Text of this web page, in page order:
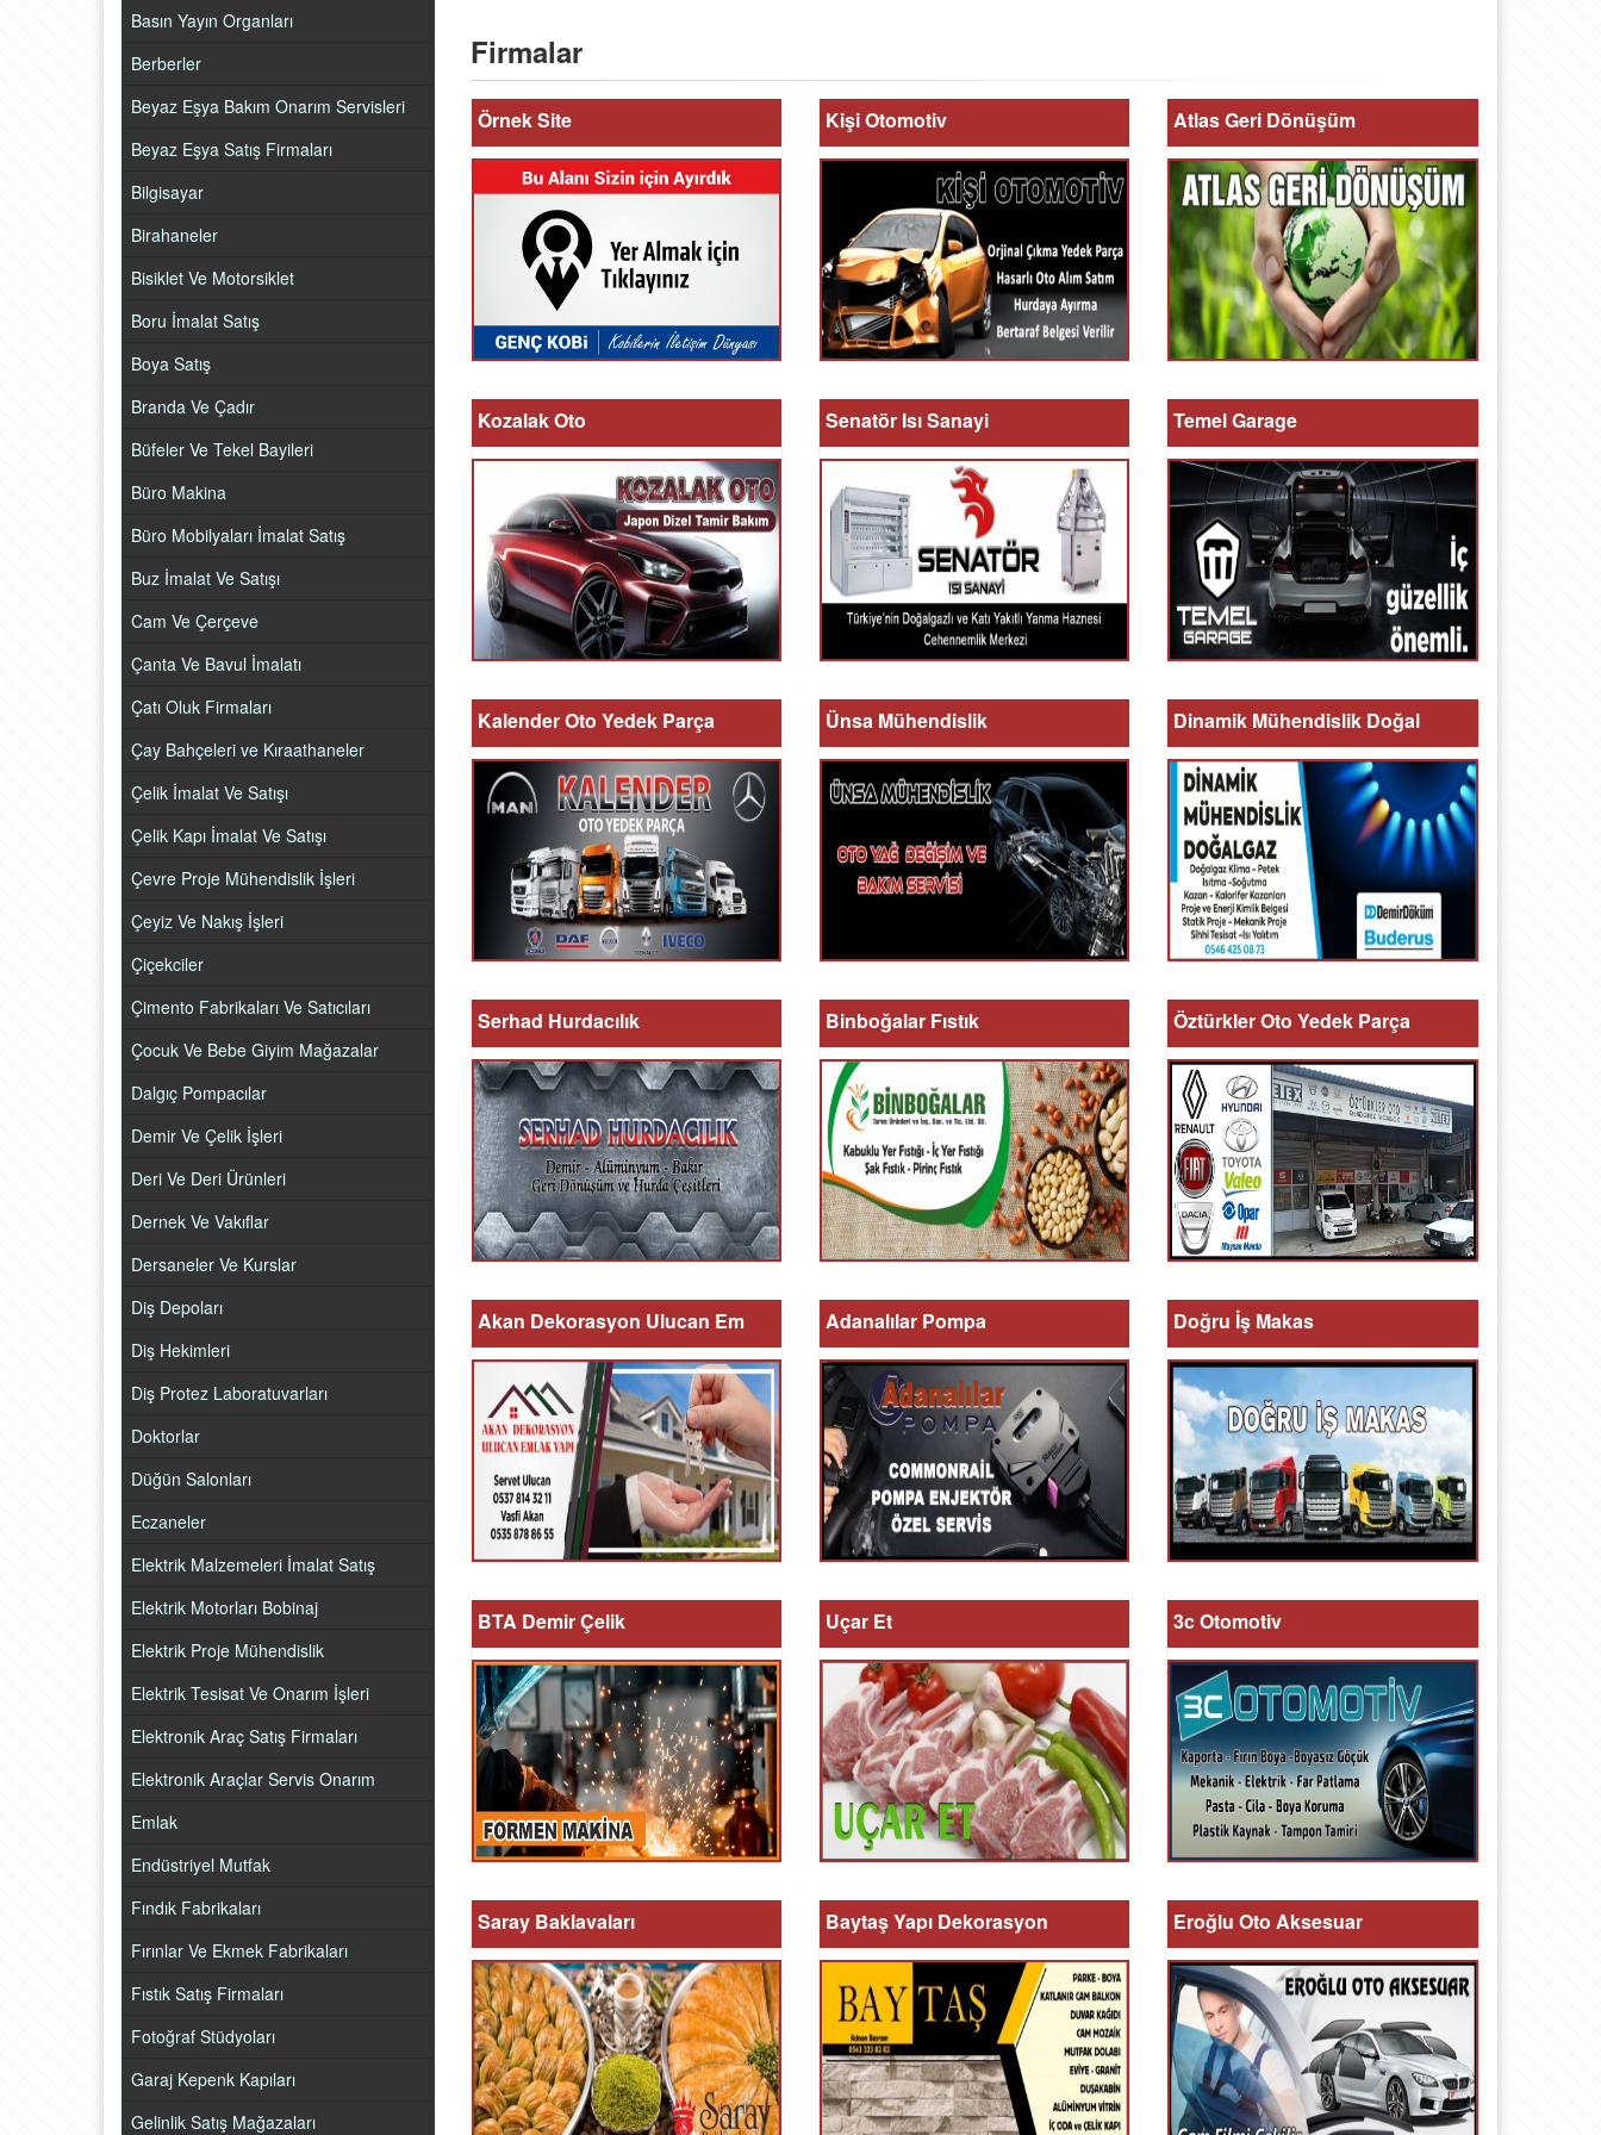
Basın Yayın Organları
Berberler
Beyaz Eşya Bakım Onarım Servisleri
Beyaz Eşya Satış Firmaları
Bilgisayar
Birahaneler
Bisiklet Ve Motorsiklet
Boru İmalat Satış
Boya Satış
Branda Ve Çadır
Büfeler Ve Tekel Bayileri
Büro Makina
Büro Mobilyaları İmalat Satış
Buz İmalat Ve Satışı
Cam Ve Çerçeve
Çanta Ve Bavul İmalatı
Çatı Oluk Firmaları
Çay Bahçeleri ve Kıraathaneler
Çelik İmalat Ve Satışı
Çelik Kapı İmalat Ve Satışı
Çevre Proje Mühendislik İşleri
Çeyiz Ve Nakış İşleri
Çiçekciler
Çimento Fabrikaları Ve Satıcıları
Çocuk Ve Bebe Giyim Mağazalar
Dalgıç Pompacılar
Demir Ve Çelik İşleri
Deri Ve Deri Ürünleri
Dernek Ve Vakıflar
Dersaneler Ve Kurslar
Diş Depoları
Diş Hekimleri
Diş Protez Laboratuvarları
Doktorlar
Düğün Salonları
Eczaneler
Elektrik Malzemeleri İmalat Satış
Elektrik Motorları Bobinaj
Elektrik Proje Mühendislik
Elektrik Tesisat Ve Onarım İşleri
Elektronik Araç Satış Firmaları
Elektronik Araçlar Servis Onarım
Emlak
Endüstriyel Mutfak
Fındık Fabrikaları
Fırınlar Ve Ekmek Fabrikaları
Fıstık Satış Firmaları
Fotoğraf Stüdyoları
Garaj Kepenk Kapıları
Gelinlik Satış Mağazaları
Firmalar
Örnek Site Kişi Otomotiv Atlas Geri Dönüşüm
Kozalak Oto Senatör Isı Sanayi Temel Garage
Kalender Oto Yedek Parça Ünsa Mühendislik Dinamik Mühendislik Doğal
Serhad Hurdacılık Binboğalar Fıstık Öztürkler Oto Yedek Parça
Akan Dekorasyon Ulucan Em Adanalılar Pompa Doğru İş Makas
BTA Demir Çelik Uçar Et 3c Otomotiv
Saray Baklavaları Baytaş Yapı Dekorasyon Eroğlu Oto Aksesuar